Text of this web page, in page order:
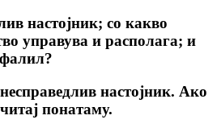
настојник; со какво
управува и располага; и
настојник. Ако
понатаму.